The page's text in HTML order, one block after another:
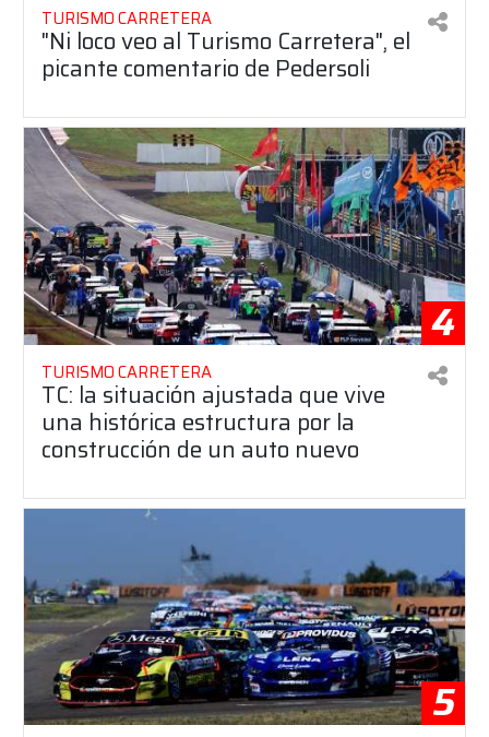
TURISMO CARRETERA
"Ni loco veo al Turismo Carretera", el
picante comentario de Pedersoli
4
TURISMO CARRETERA
TC: la situación ajustada que vive
una histórica estructura por la
construcción de un auto nuevo
5